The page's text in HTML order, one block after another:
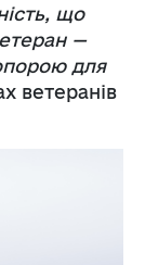
що
—
для
ветеранів